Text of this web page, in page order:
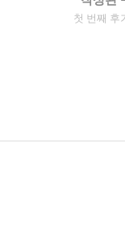
첫 번째 후